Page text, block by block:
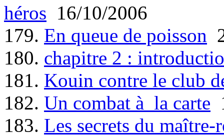
héros 16/10/2006
179. En queue de poisson
180. chapitre 2 :
181. Kouin contre le club
182. Un combat à la carte
183. Les secrets du maître-